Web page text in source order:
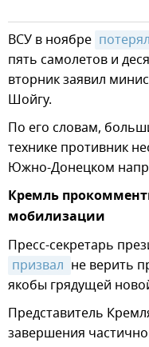
ВСУ в ноябре
пять самолетов и
вторник заявил
Шойгу.
По его словам,
технике противник
Южно-Донецком
Кремль
мобилизации
Пресс-секретарь
призвал не верить
якобы грядущей
Представитель
завершения